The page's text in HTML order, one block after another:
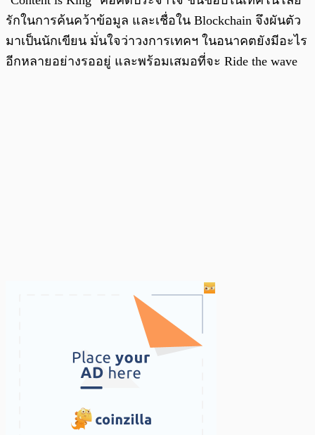
รักในการค้นคว้าข้อมูล และเชื่อใน Blockchain จึงผันตัว
มาเป็นนักเขียน มั่นใจว่าวงการเทคฯ ในอนาคตยังมีอะไร
อีกหลายอย่างรออยู่ และพร้อมเสมอที่จะ Ride the wave